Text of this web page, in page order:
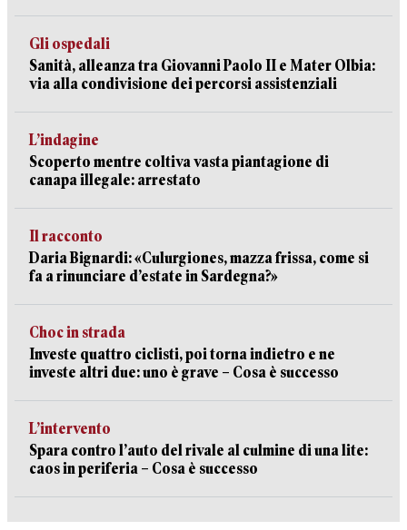
Gli ospedali
Sanità, alleanza tra Giovanni Paolo II e Mater Olbia:
via alla condivisione dei percorsi assistenziali
L’indagine
Scoperto mentre coltiva vasta piantagione di
canapa illegale: arrestato
Il racconto
Daria Bignardi: «Culurgiones, mazza frissa, come si
fa a rinunciare d’estate in Sardegna?»
Choc in strada
Investe quattro ciclisti, poi torna indietro e ne
investe altri due: uno è grave – Cosa è successo
L’intervento
Spara contro l’auto del rivale al culmine di una lite:
caos in periferia – Cosa è successo